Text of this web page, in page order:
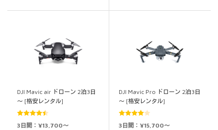
DJI Mavic air ドローン 2泊3日
～ [格安レンタル]
5段階中
3日間：¥13,700～
DJI Mavic Pro ドローン 2泊3日
～ [格安レンタル]
5段階中
3日間：¥15,700～